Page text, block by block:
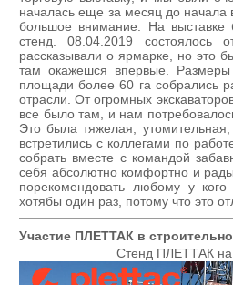
началась еще за месяц до начала
большое внимание. На выставке
стенд. 08.04.2019
рассказывали о ярмарке, но это
там окажешся впервые.
площади более 60 га собрались
отрасли. От огромных
все было там, и нам
Это была тяжелая,
встретились с коллегами по
собрать вместе с командой
себя абсолютно комфортно и
порекомендовать любому у кого
хотябы один раз, потому что это
Участие ПЛЕТТАК в
Стенд ПЛЕТТАК на